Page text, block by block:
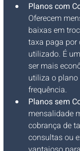
Planos com
Oferecem
baixas em
taxa paga por
utilizado. É
ser mais
utiliza o
frequência.
Planos sem
mensalidade
cobrança de
consultas ou